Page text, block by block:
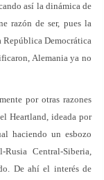
así la dinámica de
razón de ser, pues la
Democrática
Alemania ya no
por otras razones
Heartland, ideada por
haciendo un esbozo
Central-Siberia,
De ahí el interés de